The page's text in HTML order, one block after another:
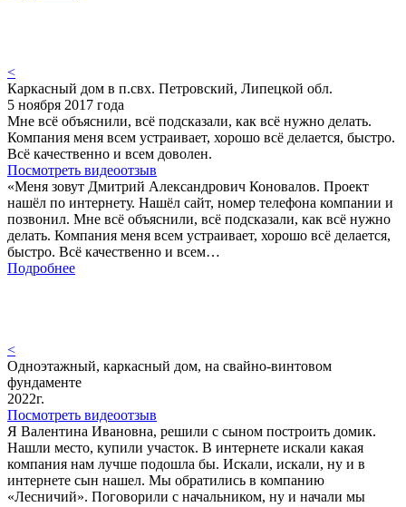
<
Каркасный дом в п.свх. Петровский, Липецкой обл.
5 ноября 2017 года
Мне всё объяснили, всё подсказали, как всё нужно делать.
Компания меня всем устраивает, хорошо всё делается, быстро.
Всё качественно и всем доволен.
Посмотреть видеоотзыв
«Меня зовут Дмитрий Александрович Коновалов. Проект
нашёл по интернету. Нашёл сайт, номер телефона компании и
позвонил. Мне всё объяснили, всё подсказали, как всё нужно
делать. Компания меня всем устраивает, хорошо всё делается,
быстро. Всё качественно и всем…
Подробнее
<
Одноэтажный, каркасный дом, на свайно-винтовом
фундаменте
2022г.
Посмотреть видеоотзыв
Я Валентина Ивановна, решили с сыном построить домик.
Нашли место, купили участок. В интернете искали какая
компания нам лучше подошла бы. Искали, искали, ну и в
интернете сын нашел. Мы обратились в компанию
«Лесничий». Поговорили с начальником, ну и начали мы